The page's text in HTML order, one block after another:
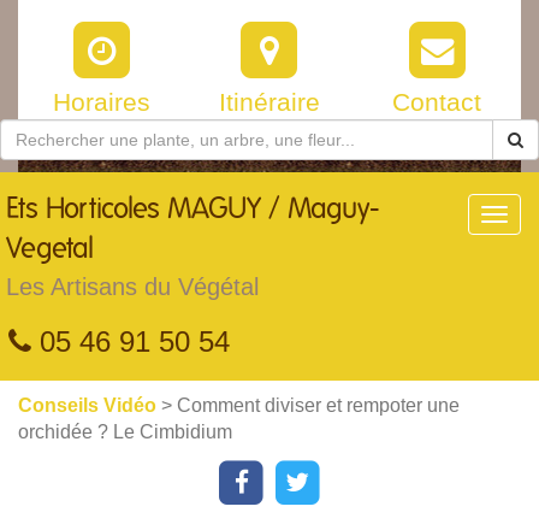
Horaires Itinéraire Contact
Ets Horticoles MAGUY / Maguy-
Vegetal
Les Artisans du Végétal
05 46 91 50 54
Conseils Vidéo > Comment diviser et rempoter une
orchidée ? Le Cimbidium